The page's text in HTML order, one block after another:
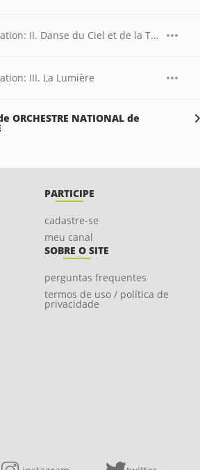
II. Danse du Ciel et de la Terre
III. La Lumière
NATIONAL de
PARTICIPE
cadastre-se
meu canal
SOBRE O SITE
perguntas frequentes
termos de uso / política de
privacidade